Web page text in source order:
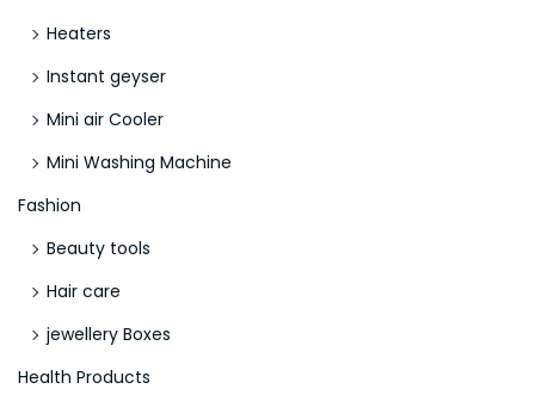
Heaters
Instant geyser
Mini air Cooler
Mini Washing Machine
Fashion
Beauty tools
Hair care
jewellery Boxes
Health Products